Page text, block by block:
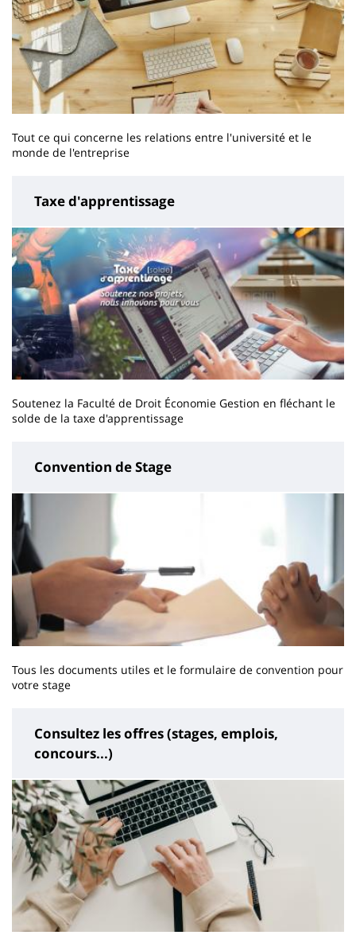
Tout ce qui concerne les relations entre l'université et le
monde de l'entreprise
Taxe d'apprentissage
Soutenez la Faculté de Droit Économie Gestion en fléchant le
solde de la taxe d'apprentissage
Convention de Stage
Tous les documents utiles et le formulaire de convention pour
votre stage
Consultez les offres (stages, emplois,
concours...)